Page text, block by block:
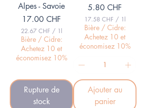
Alpes - Savoie
Prix
17.00 CHF
22.67 CHF / 1l
2
.
6
C
H
p
Bière / Cidre:
Achetez 10 et
économisez 10%
Rupture de
stock
Prix
5.80 CHF
17.58 CHF / 1l
1
.
5
H
p
a
Bière / Cidre:
Achetez 10 et
économisez 10%
Ajouter au
panier